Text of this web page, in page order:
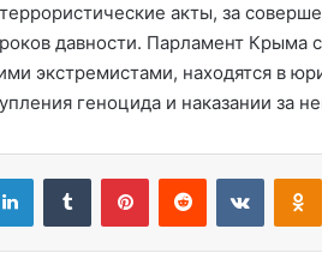
акты, за
давности. Парламент Крыма
экстремистами, находятся в
геноцида и наказании за